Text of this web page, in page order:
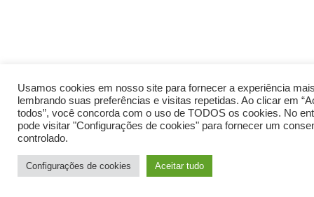
Usamos cookies em nosso site para fornecer a experiência
lembrando suas preferências e visitas repetidas. Ao clicar em
todos”, você concorda com o uso de TODOS os cookies. No
pode visitar "Configurações de cookies" para fornecer um
controlado.
Configurações de cookies Aceitar tudo